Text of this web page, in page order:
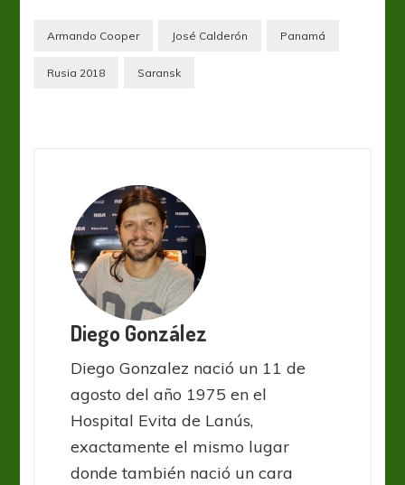
Armando Cooper José Calderón Panamá
Rusia 2018 Saransk
Diego González
Diego Gonzalez nació un 11 de
agosto del año 1975 en el
Hospital Evita de Lanús,
exactamente el mismo lugar
donde también nació un cara